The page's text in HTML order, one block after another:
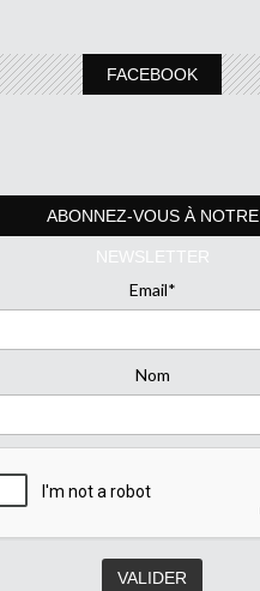
FACEBOOK
ABONNEZ-VOUS À NOTRE
NEWSLETTER
Email*
Nom